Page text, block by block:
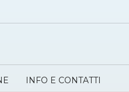
INFO E CONTATTI